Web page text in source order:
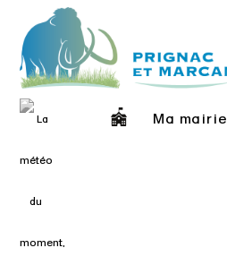
Ma mairie